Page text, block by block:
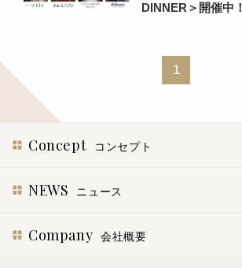
DINNER＞開催中！
1
Concept コンセプト
NEWS ニュース
Company 会社概要